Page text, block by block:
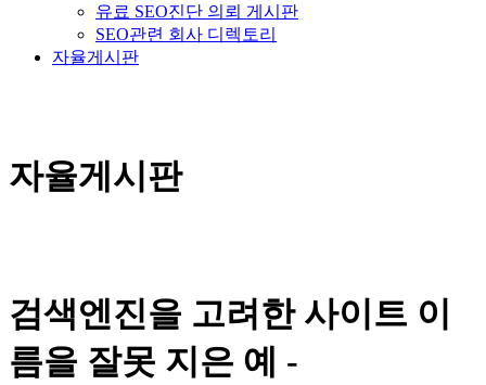
유료 SEO진단 의뢰 게시판
SEO관련 회사 디렉토리
자율게시판
자율게시판
검색엔진을 고려한 사이트 이
름을 잘못 지은 예 -